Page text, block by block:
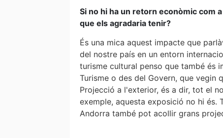
Si no hi ha un retorn econòmic com
que els agradaria tenir?
És una mica aquest impacte que
del nostre país en un entorn
turisme cultural penso que també és
Turisme o des del Govern, que vegin
Projecció a l'exterior, és a dir, tot el
exemple, aquesta exposició no hi és.
Andorra també pot acollir grans